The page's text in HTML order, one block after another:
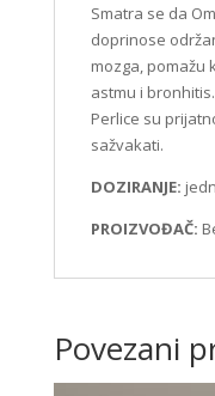
Smatra se da
doprinose
mozga, pomažu
astmu i bronhitis.
Perlice su
sažvakati.
DOZIRANJE:
PROIZVOĐAČ:
Povezani